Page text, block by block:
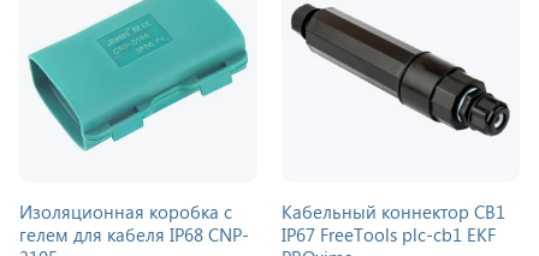
Изоляционная коробка с
гелем для кабеля IP68 CNP-
Кабельный коннектор CB1
IP67 FreeTools plc-cb1 EKF